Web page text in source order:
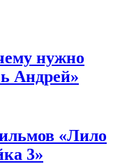
нужно
Андрей»
«Лило
3»